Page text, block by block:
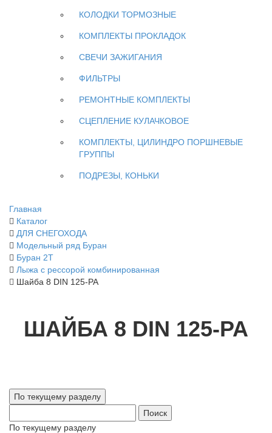
КОЛОДКИ ТОРМОЗНЫЕ
КОМПЛЕКТЫ ПРОКЛАДОК
СВЕЧИ ЗАЖИГАНИЯ
ФИЛЬТРЫ
РЕМОНТНЫЕ КОМПЛЕКТЫ
СЦЕПЛЕНИЕ КУЛАЧКОВОЕ
КОМПЛЕКТЫ, ЦИЛИНДРО ПОРШНЕВЫЕ
ГРУППЫ
ПОДРЕЗЫ, КОНЬКИ
Главная
Каталог
ДЛЯ СНЕГОХОДА
Модельный ряд Буран
Буран 2Т
Лыжа с рессорой комбинированная
Шайба 8 DIN 125-PA
ШАЙБА 8 DIN 125-PA
Поиск
По текущему разделу